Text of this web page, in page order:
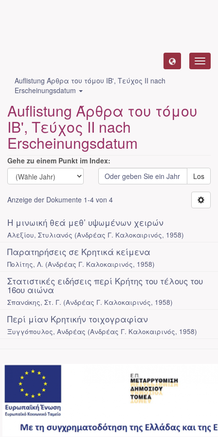
Auflistung Άρθρα του τόμου ΙΒ', Τεύχος ΙΙ nach
Erscheinungsdatum
Auflistung Άρθρα του τόμου
ΙΒ', Τεύχος ΙΙ nach
Erscheinungsdatum
Gehe zu einem Punkt im Index:
Los
Anzeige der Dokumente 1-4 von 4
Η μινωική θεά μεθ’ υψωμένων χειρών
Αλεξίου, Στυλιανός (Ανδρέας Γ. Καλοκαιρινός, 1958)
Παρατηρήσεις σε Κρητικά κείμενα
Πολίτης, Λ. (Ανδρέας Γ. Καλοκαιρινός, 1958)
Στατιστικές ειδήσεις περί Κρήτης του τέλους του
16ου αιώνα
Σπανάκης, Στ. Γ. (Ανδρέας Γ. Καλοκαιρινός, 1958)
Περί μίαν Κρητικήν τοιχογραφίαν
Ξυγγόπουλος, Ανδρέας (Ανδρέας Γ. Καλοκαιρινός, 1958)